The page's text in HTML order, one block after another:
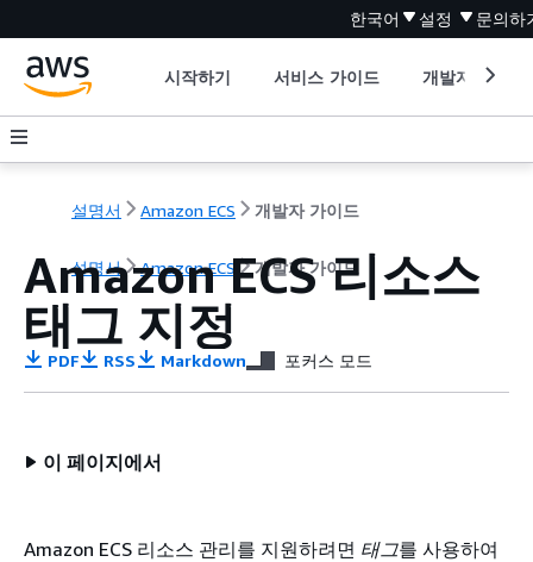
한국어 설정 문의하
시작하기 서비스 가이드 개발자 도구
설명서 Amazon ECS 개발자 가이드
설명서 Amazon ECS 개발자 가이드
Amazon ECS 리소스
태그 지정
PDF RSS Markdown 포커스 모드
이 페이지에서
Amazon ECS 리소스 관리를 지원하려면 태그를 사용하여